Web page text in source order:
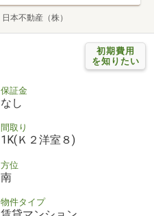
日本不動産（株）
初期費用
を知りたい
保証金
なし
間取り
1K(Ｋ２洋室８)
方位
南
物件タイプ